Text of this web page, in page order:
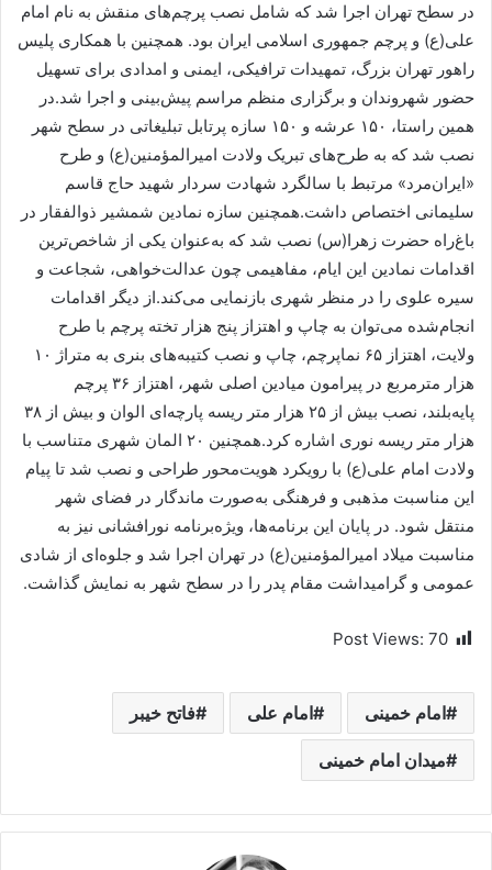
در سطح تهران اجرا شد که شامل نصب پرچم‌های منقش به نام امام
علی(ع) و پرچم جمهوری اسلامی ایران بود. همچنین با همکاری پلیس
راهور تهران بزرگ، تمهیدات ترافیکی، ایمنی و امدادی برای تسهیل
حضور شهروندان و برگزاری منظم مراسم پیش‌بینی و اجرا شد.در
همین راستا، ۱۵۰ عرشه و ۱۵۰ سازه پرتابل تبلیغاتی در سطح شهر
نصب شد که به طرح‌های تبریک ولادت امیرالمؤمنین(ع) و طرح
«ایران‌مرد» مرتبط با سالگرد شهادت سردار شهید حاج قاسم
سلیمانی اختصاص داشت.همچنین سازه نمادین شمشیر ذوالفقار در
باغ‌راه حضرت زهرا(س) نصب شد که به‌عنوان یکی از شاخص‌ترین
اقدامات نمادین این ایام، مفاهیمی چون عدالت‌خواهی، شجاعت و
سیره علوی را در منظر شهری بازنمایی می‌کند.از دیگر اقدامات
انجام‌شده می‌توان به چاپ و اهتزاز پنج هزار تخته پرچم با طرح
ولایت، اهتزاز ۶۵ نماپرچم، چاپ و نصب کتیبه‌های بنری به متراژ ۱۰
هزار مترمربع در پیرامون میادین اصلی شهر، اهتزاز ۳۶ پرچم
پایه‌بلند، نصب بیش از ۲۵ هزار متر ریسه پارچه‌ای الوان و بیش از ۳۸
هزار متر ریسه نوری اشاره کرد.همچنین ۲۰ المان شهری متناسب با
ولادت امام علی(ع) با رویکرد هویت‌محور طراحی و نصب شد تا پیام
این مناسبت مذهبی و فرهنگی به‌صورت ماندگار در فضای شهر
منتقل شود. در پایان این برنامه‌ها، ویژه‌برنامه نورافشانی نیز به
مناسبت میلاد امیرالمؤمنین(ع) در تهران اجرا شد و جلوه‌ای از شادی
عمومی و گرامیداشت مقام پدر را در سطح شهر به نمایش گذاشت.
Post Views: 70
امام خمینی امام علی فاتح خیبر
میدان امام خمینی